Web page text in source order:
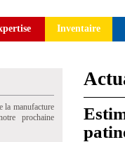
Inventaire
la manufacture
prochaine